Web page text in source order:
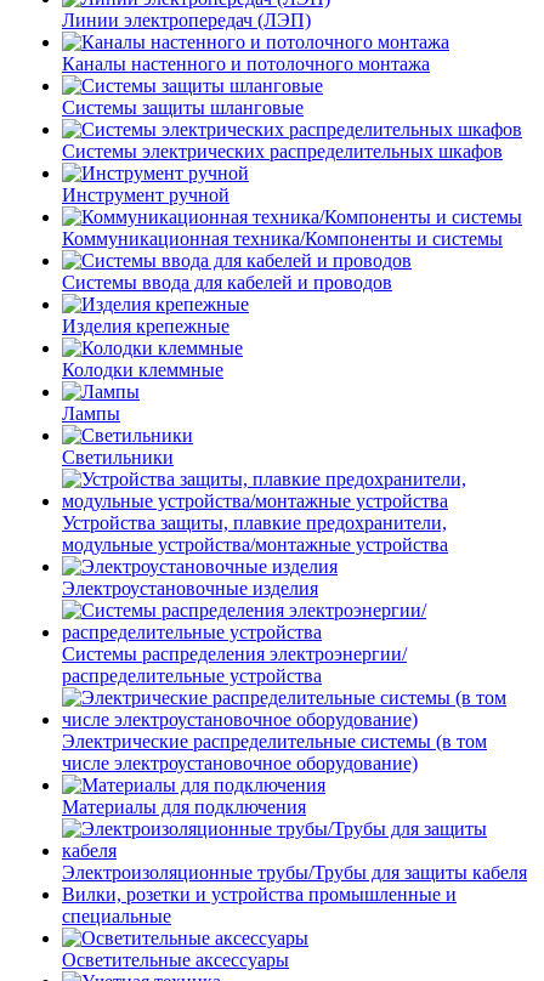
Линии электропередач (ЛЭП)
Каналы настенного и потолочного монтажа
Системы защиты шланговые
Системы электрических распределительных шкафов
Инструмент ручной
Коммуникационная техника/Компоненты и системы
Системы ввода для кабелей и проводов
Изделия крепежные
Колодки клеммные
Лампы
Светильники
Устройства защиты, плавкие предохранители,
модульные устройства/монтажные устройства
Электроустановочные изделия
Системы распределения электроэнергии/
распределительные устройства
Электрические распределительные системы (в том
числе электроустановочное оборудование)
Материалы для подключения
Электроизоляционные трубы/Трубы для защиты кабеля
Вилки, розетки и устройства промышленные и
специальные
Осветительные аксессуары